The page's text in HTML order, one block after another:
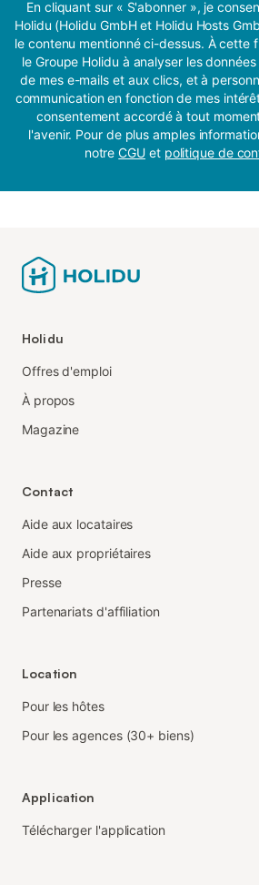
En cliquant sur « S'abonner », je
Holidu (Holidu GmbH et Holidu Hosts
le contenu mentionné ci-dessus. À cette
le Groupe Holidu à analyser les
de mes e-mails et aux clics, et à
communication en fonction de mes
consentement accordé à tout
l'avenir. Pour de plus amples
notreCGU et politique de
Holidu
Offres d'emploi
À propos
Magazine
Contact
Aide aux locataires
Aide aux propriétaires
Presse
Partenariats d'affiliation
Location
Pour les hôtes
Pour les agences (30+ biens)
Application
Télécharger l'application